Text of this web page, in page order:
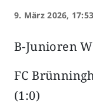
9. März 2026,
B-Junioren
FC
(1:0)